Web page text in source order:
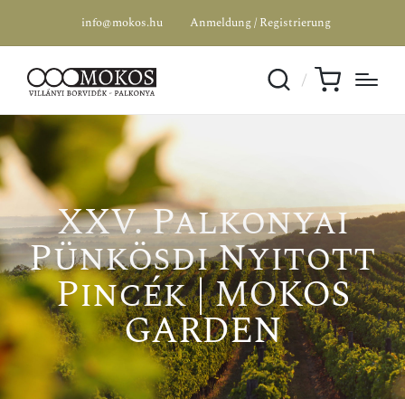
info@mokos.hu Anmeldung / Registrierung
XXV. Palkonyai
Pünkösdi Nyitott
Pincék | MOKOS
GARDEN